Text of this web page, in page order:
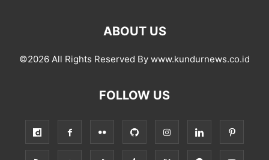
ABOUT US
©2026 All Rights Reserved By www.kundurnews.co.id
FOLLOW US